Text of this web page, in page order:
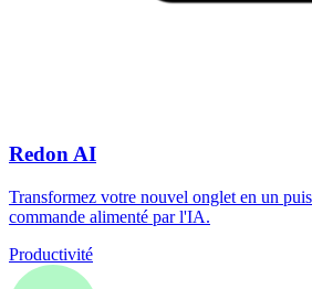
Redon AI
Transformez votre nouvel onglet en un
commande alimenté par l'IA.
Productivité